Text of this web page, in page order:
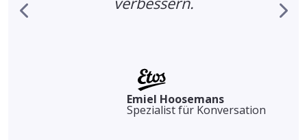
Emiel Hoosemans
Spezialist für Konversation